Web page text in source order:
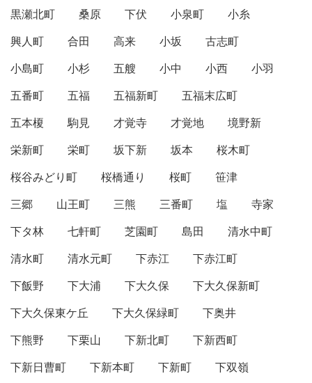
黒瀬北町
桑原 下伏 小泉町
小糸
興人町
合田 高来 小坂
古志町
小島町
小杉 五艘 小中 小西
小羽
五番町
五福 五福新町
五福末広町
五本榎
駒見 才覚寺 才覚地
境野新
栄新町
栄町 坂下新 坂本
桜木町
桜谷みどり町
桜橋通り 桜町
笹津
三郷
山王町 三熊 三番町 塩
寺家
下タ林
七軒町 芝園町 島田
清水中町
清水町
清水元町 下赤江
下赤江町
下飯野
下大浦 下大久保
下大久保新町
下大久保東ケ丘
下大久保緑町
下奥井
下熊野
下栗山 下新北町
下新西町
下新日曹町
下新本町 下新町
下双嶺